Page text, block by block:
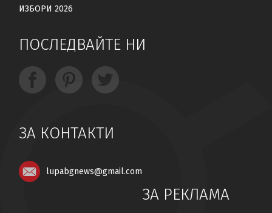
ИЗБОРИ 2026
ПОСЛЕДВАЙТЕ НИ
ЗА КОНТАКТИ
lupabgnews@gmail.com
ЗА РЕКЛАМА